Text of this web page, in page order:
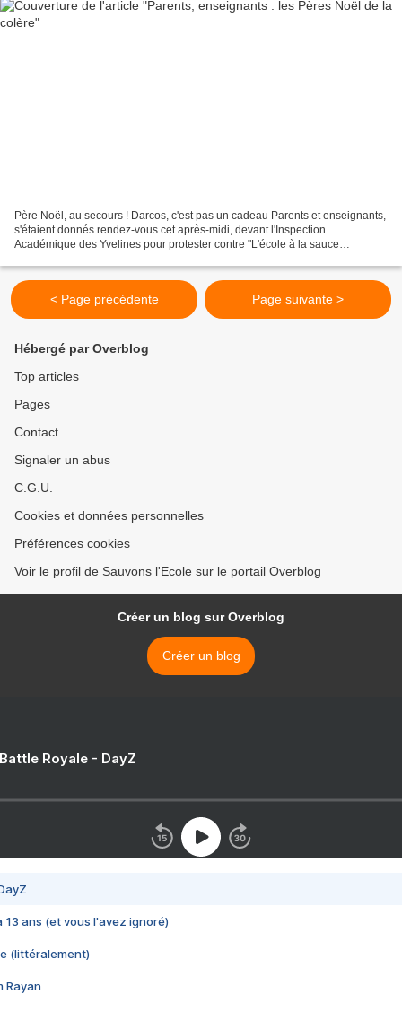
Père Noël, au secours ! Darcos, c'est pas un cadeau Parents et enseignants,
s'étaient donnés rendez-vous cet après-midi, devant l'Inspection
Académique des Yvelines pour protester contre "L'école à la sauce
< Page précédente Page suivante >
Hébergé par Overblog
Top articles
Pages
Contact
Signaler un abus
C.G.U.
Cookies et données personnelles
Préférences cookies
Voir le profil de Sauvons l'Ecole sur le portail Overblog
Créer un blog sur Overblog
Créer un blog
Royale - DayZ
13 ans (et vous l'avez ignoré)
(littéralement)
Rayan